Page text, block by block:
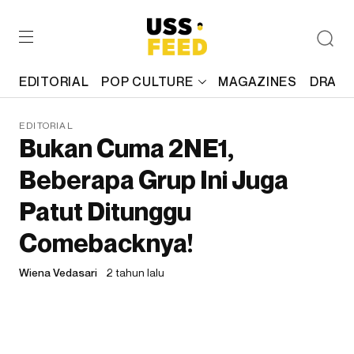
EDITORIAL POP CULTURE MAGAZINES
EDITORIAL
Bukan Cuma 2NE1,
Beberapa Grup Ini Juga
Patut Ditunggu
Comebacknya!
Wiena Vedasari 2 tahun lalu